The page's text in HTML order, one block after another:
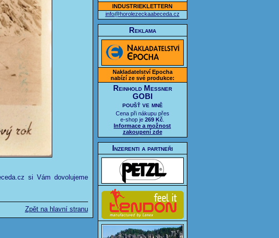
si Vám dovolujeme
Zpět na hlavní stranu
INDUSTRIEKLETTERN
info@horolezeckaabeceda.cz
Reklama
Nakladatelství Epocha
nabízí ze své produkce:
Reinhold Messner
GOBI
poušť ve mně
Cena při nákupu přes
e-shop je 269 Kč
Informace a možnost
zakoupení zde
Inzerenti a partneři